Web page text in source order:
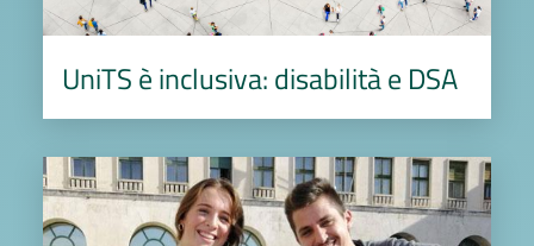
UniTS è inclusiva: disabilità e DSA
Image